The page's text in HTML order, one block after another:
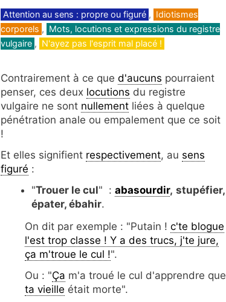
Catégories
Attention au sens : propre ou figuré , Idiotismes
corporels , Mots, locutions et expressions du registre
vulgaire , N'ayez pas l'esprit mal placé !
Contrairement à ce que d'aucuns pourraient
penser, ces deux locutions du registre
vulgaire ne sont nullement liées à quelque
pénétration anale ou empalement que ce soit
!
Et elles signifient respectivement, au sens
figuré :
"Trouer le cul" : abasourdir, stupéfier,
épater, ébahir.
On dit par exemple : "Putain ! c'te blogue
l'est trop classe ! Y a des trucs, j'te jure,
ça m'troue le cul !".
Ou : "Ça m'a troué le cul d'apprendre que
ta vieille était morte".